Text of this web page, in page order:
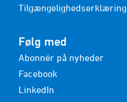
Tilgængelighedserklæring
Følg med
Abonnér på nyheder
Facebook
LinkedIn